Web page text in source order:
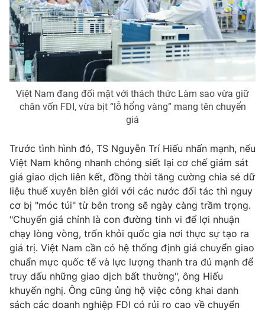
Việt Nam đang đối mặt với thách thức Làm sao vừa giữ
chân vốn FDI, vừa bịt “lỗ hổng vàng” mang tên chuyển
giá
Trước tình hình đó, TS Nguyễn Trí Hiếu nhấn mạnh, nếu
Việt Nam không nhanh chóng siết lại cơ chế giám sát
giá giao dịch liên kết, đồng thời tăng cường chia sẻ dữ
liệu thuế xuyên biên giới với các nước đối tác thì nguy
cơ bị "móc túi" từ bên trong sẽ ngày càng trầm trọng.
"Chuyển giá chính là con đường tinh vi để lợi nhuận
chạy lòng vòng, trốn khỏi quốc gia nơi thực sự tạo ra
giá trị. Việt Nam cần có hệ thống định giá chuyển giao
chuẩn mực quốc tế và lực lượng thanh tra đủ mạnh để
truy dấu những giao dịch bất thường", ông Hiếu
khuyến nghị. Ông cũng ủng hộ việc công khai danh
sách các doanh nghiệp FDI có rủi ro cao về chuyển